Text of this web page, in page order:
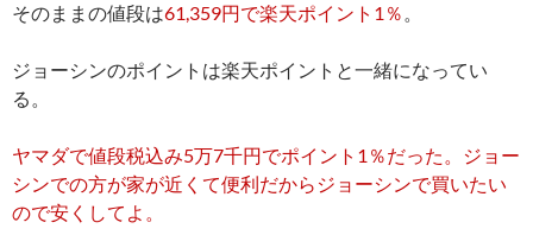
そのままの値段は61,359円で楽天ポイント1％ 。
ジョーシンのポイントは楽天ポイントと一緒になってい
る。
ヤマダで値段税込み5万7千円でポイント1％だった。ジョー
シンでの方が家が近くて便利だからジョーシンで買いたい
ので安くしてよ。